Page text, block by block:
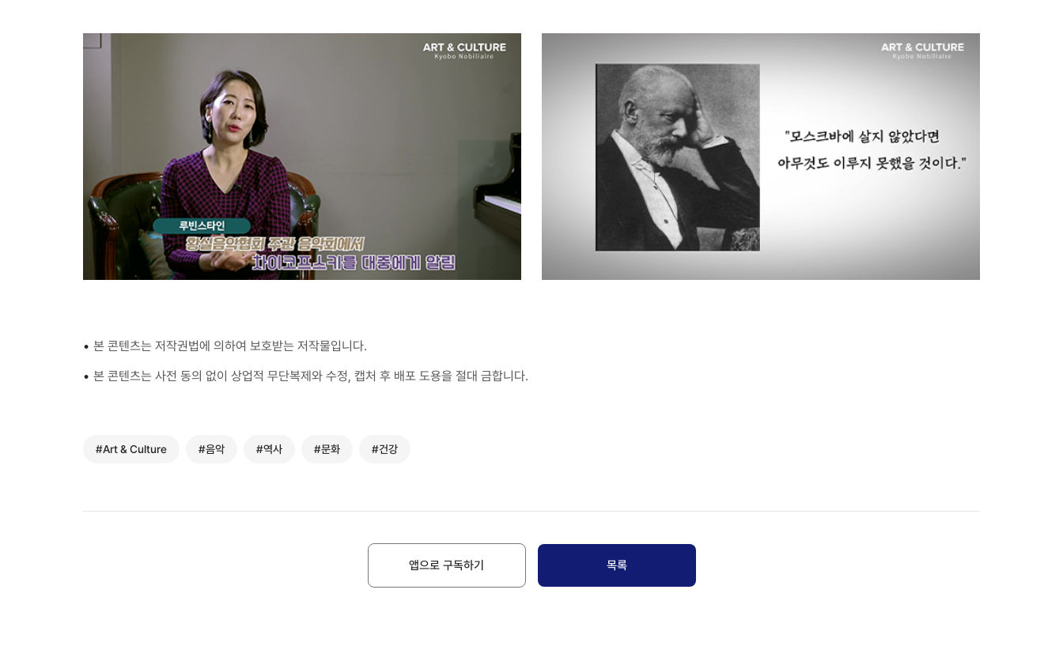
• 본 콘텐츠는 저작권법에 의하여 보호받는 저작물입니다.
• 본 콘텐츠는 사전 동의 없이 상업적 무단복제와 수정, 캡처 후 배포 도용을 절대 금합니다.
#Art & Culture #음악 #역사 #문화 #건강
앱으로 구독하기 목록